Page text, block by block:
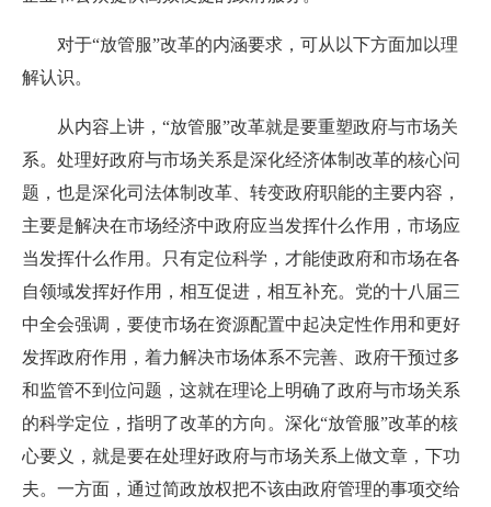
对于“放管服”改革的内涵要求，可从以下方面加以理
解认识。
从内容上讲，“放管服”改革就是要重塑政府与市场关
系。处理好政府与市场关系是深化经济体制改革的核心问
题，也是深化司法体制改革、转变政府职能的主要内容，
主要是解决在市场经济中政府应当发挥什么作用，市场应
当发挥什么作用。只有定位科学，才能使政府和市场在各
自领域发挥好作用，相互促进，相互补充。党的十八届三
中全会强调，要使市场在资源配置中起决定性作用和更好
发挥政府作用，着力解决市场体系不完善、政府干预过多
和监管不到位问题，这就在理论上明确了政府与市场关系
的科学定位，指明了改革的方向。深化“放管服”改革的核
心要义，就是要在处理好政府与市场关系上做文章，下功
夫。一方面，通过简政放权把不该由政府管理的事项交给